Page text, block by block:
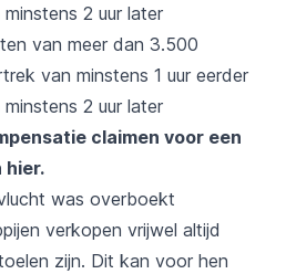
2 uur later
van meer dan 3.500
van minstens 1 uur eerder
2 uur later
claimen voor een
hier.
was overboekt
verkopen vrijwel altijd
zijn. Dit kan voor hen